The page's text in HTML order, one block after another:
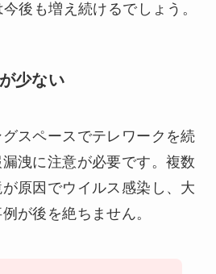
後も増え続けるでしょう。
少ない
スペースでテレワークを続
洩に注意が必要です。複数
原因でウイルス感染し、大
が後を絶ちません。